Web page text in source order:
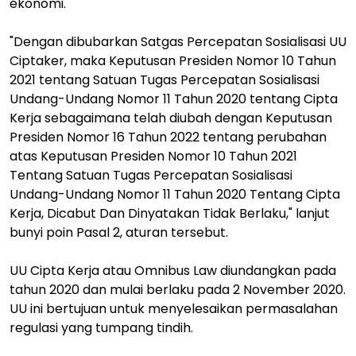
"Dengan dibubarkan Satgas Percepatan Sosialisasi UU
Ciptaker, maka Keputusan Presiden Nomor 10 Tahun
2021 tentang Satuan Tugas Percepatan Sosialisasi
Undang-Undang Nomor 11 Tahun 2020 tentang Cipta
Kerja sebagaimana telah diubah dengan Keputusan
Presiden Nomor 16 Tahun 2022 tentang perubahan
atas Keputusan Presiden Nomor 10 Tahun 2021
Tentang Satuan Tugas Percepatan Sosialisasi
Undang-Undang Nomor 11 Tahun 2020 Tentang Cipta
Kerja, Dicabut Dan Dinyatakan Tidak Berlaku," lanjut
bunyi poin Pasal 2, aturan tersebut.
UU Cipta Kerja atau Omnibus Law diundangkan pada
tahun 2020 dan mulai berlaku pada 2 November 2020.
UU ini bertujuan untuk menyelesaikan permasalahan
regulasi yang tumpang tindih.